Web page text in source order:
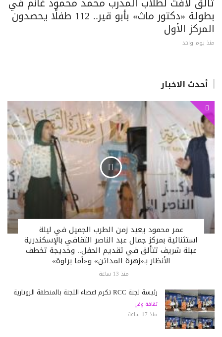
بطولة «دكتور ماث» بأبو قير.. 112 طفلًا يحصدون
المركز الأول
منذ يوم واحد
أحدث الاخبار
عمر محمود يعيد زمن الطرب الجميل في ليلة
استثنائية بمركز جمال عبد الناصر الثقافي بالإسكندرية
عبلة شريف تتألق في تقديم الحفل.. وخديجة تخطف
الأنظار بـ«زهرة المدائن» و«أما براوة»
منذ 13 ساعة
رئيسة لجنة RCC تكرم أعضاء اللجنة بالمنطقة الروتارية
ثقافة وفن
منذ 17 ساعة